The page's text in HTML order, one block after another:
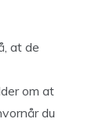
at de
om at
du